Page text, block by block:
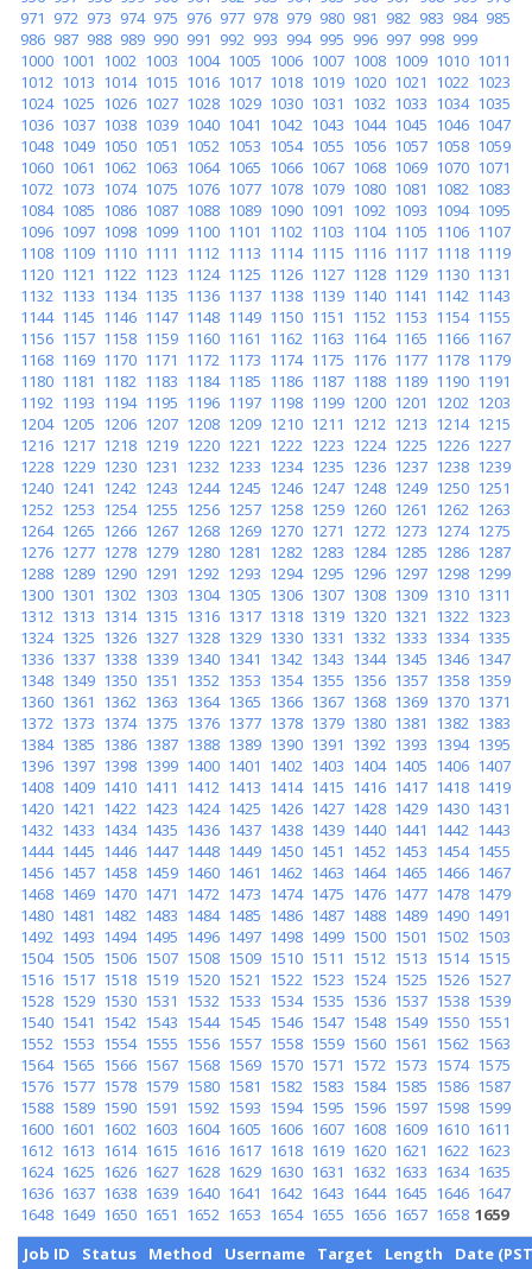
971 972 973 974 975 976 977 978 979 980 981 982 983 984 985
986 987 988 989 990 991 992 993 994 995 996 997 998 999
1000 1001 1002 1003 1004 1005 1006 1007 1008 1009 1010 1011
1012 1013 1014 1015 1016 1017 1018 1019 1020 1021 1022 1023
1024 1025 1026 1027 1028 1029 1030 1031 1032 1033 1034 1035
1036 1037 1038 1039 1040 1041 1042 1043 1044 1045 1046 1047
1048 1049 1050 1051 1052 1053 1054 1055 1056 1057 1058 1059
1060 1061 1062 1063 1064 1065 1066 1067 1068 1069 1070 1071
1072 1073 1074 1075 1076 1077 1078 1079 1080 1081 1082 1083
1084 1085 1086 1087 1088 1089 1090 1091 1092 1093 1094 1095
1096 1097 1098 1099 1100 1101 1102 1103 1104 1105 1106 1107
1108 1109 1110 1111 1112 1113 1114 1115 1116 1117 1118 1119
1120 1121 1122 1123 1124 1125 1126 1127 1128 1129 1130 1131
1132 1133 1134 1135 1136 1137 1138 1139 1140 1141 1142 1143
1144 1145 1146 1147 1148 1149 1150 1151 1152 1153 1154 1155
1156 1157 1158 1159 1160 1161 1162 1163 1164 1165 1166 1167
1168 1169 1170 1171 1172 1173 1174 1175 1176 1177 1178 1179
1180 1181 1182 1183 1184 1185 1186 1187 1188 1189 1190 1191
1192 1193 1194 1195 1196 1197 1198 1199 1200 1201 1202 1203
1204 1205 1206 1207 1208 1209 1210 1211 1212 1213 1214 1215
1216 1217 1218 1219 1220 1221 1222 1223 1224 1225 1226 1227
1228 1229 1230 1231 1232 1233 1234 1235 1236 1237 1238 1239
1240 1241 1242 1243 1244 1245 1246 1247 1248 1249 1250 1251
1252 1253 1254 1255 1256 1257 1258 1259 1260 1261 1262 1263
1264 1265 1266 1267 1268 1269 1270 1271 1272 1273 1274 1275
1276 1277 1278 1279 1280 1281 1282 1283 1284 1285 1286 1287
1288 1289 1290 1291 1292 1293 1294 1295 1296 1297 1298 1299
1300 1301 1302 1303 1304 1305 1306 1307 1308 1309 1310 1311
1312 1313 1314 1315 1316 1317 1318 1319 1320 1321 1322 1323
1324 1325 1326 1327 1328 1329 1330 1331 1332 1333 1334 1335
1336 1337 1338 1339 1340 1341 1342 1343 1344 1345 1346 1347
1348 1349 1350 1351 1352 1353 1354 1355 1356 1357 1358 1359
1360 1361 1362 1363 1364 1365 1366 1367 1368 1369 1370 1371
1372 1373 1374 1375 1376 1377 1378 1379 1380 1381 1382 1383
1384 1385 1386 1387 1388 1389 1390 1391 1392 1393 1394 1395
1396 1397 1398 1399 1400 1401 1402 1403 1404 1405 1406 1407
1408 1409 1410 1411 1412 1413 1414 1415 1416 1417 1418 1419
1420 1421 1422 1423 1424 1425 1426 1427 1428 1429 1430 1431
1432 1433 1434 1435 1436 1437 1438 1439 1440 1441 1442 1443
1444 1445 1446 1447 1448 1449 1450 1451 1452 1453 1454 1455
1456 1457 1458 1459 1460 1461 1462 1463 1464 1465 1466 1467
1468 1469 1470 1471 1472 1473 1474 1475 1476 1477 1478 1479
1480 1481 1482 1483 1484 1485 1486 1487 1488 1489 1490 1491
1492 1493 1494 1495 1496 1497 1498 1499 1500 1501 1502 1503
1504 1505 1506 1507 1508 1509 1510 1511 1512 1513 1514 1515
1516 1517 1518 1519 1520 1521 1522 1523 1524 1525 1526 1527
1528 1529 1530 1531 1532 1533 1534 1535 1536 1537 1538 1539
1540 1541 1542 1543 1544 1545 1546 1547 1548 1549 1550 1551
1552 1553 1554 1555 1556 1557 1558 1559 1560 1561 1562 1563
1564 1565 1566 1567 1568 1569 1570 1571 1572 1573 1574 1575
1576 1577 1578 1579 1580 1581 1582 1583 1584 1585 1586 1587
1588 1589 1590 1591 1592 1593 1594 1595 1596 1597 1598 1599
1600 1601 1602 1603 1604 1605 1606 1607 1608 1609 1610 1611
1612 1613 1614 1615 1616 1617 1618 1619 1620 1621 1622 1623
1624 1625 1626 1627 1628 1629 1630 1631 1632 1633 1634 1635
1636 1637 1638 1639 1640 1641 1642 1643 1644 1645 1646 1647
1648 1649 1650 1651 1652 1653 1654 1655 1656 1657 1658 1659
Job ID
Status Method Username Target Length
Date